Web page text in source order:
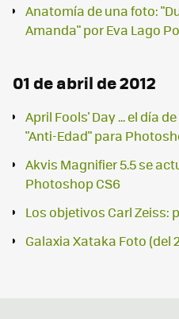
Anatomía de una foto:
Amanda" por Eva Lago
01 de abril de 2012
April Fools' Day ... el día
"Anti-Edad" para
Akvis Magnifier 5.5 se
Photoshop CS6
Los objetivos Carl Zeiss:
Galaxia Xataka Foto (del